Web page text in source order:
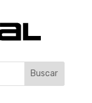
Buscar